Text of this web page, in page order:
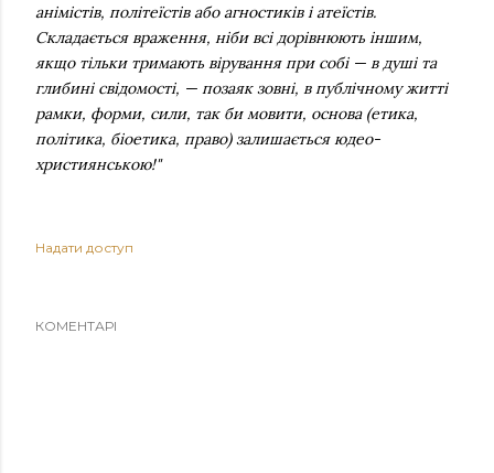
анімістів, політеїстів або агностиків і атеїстів.
Складається враження, ніби всі дорівнюють іншим,
якщо тільки тримають вірування при собі — в душі та
глибині свідомості, — позаяк зовні, в публічному житті
рамки, форми, сили, так би мовити, основа (етика,
політика, біоетика, право) залишається юдео-
християнською!"
Надати доступ
КОМЕНТАРІ